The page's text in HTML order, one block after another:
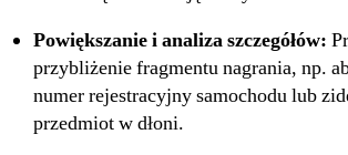
Powiększanie i analiza szczegółów:
przybliżenie fragmentu nagrania, np.
numer rejestracyjny samochodu lub
przedmiot w dłoni.